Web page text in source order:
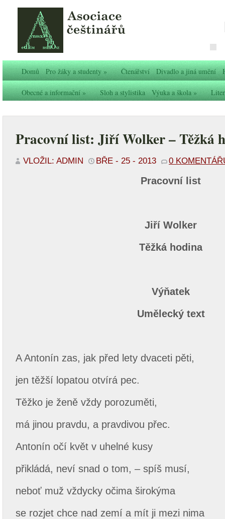
Domů Pro žáky a studenty» Čtenářství Divadlo a jiná umění
Obecné a informační» Sloh a stylistika Výuka a škola»
Pracovní list: Jiří Wolker – Těžká
VLOŽIL: ADMIN BŘE - 25 - 2013 0
Pracovní list
Jiří Wolker
Těžká hodina
Výňatek
Umělecký text
A Antonín zas, jak před lety dvaceti pěti,
jen těžší lopatou otvírá pec.
Těžko je ženě vždy porozuměti,
má jinou pravdu, a pravdivou přec.
Antonín očí květ v uhelné kusy
přikládá, neví snad o tom, – spíš musí,
neboť muž vždycky očima širokýma
se rozjet chce nad zemí a mít ji mezi nima